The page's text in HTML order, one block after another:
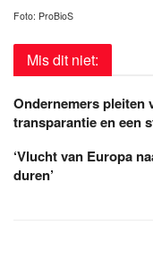
Foto: ProBioS
Mis dit niet:
Ondernemers pleiten
transparantie en een
‘Vlucht van Europa
duren’